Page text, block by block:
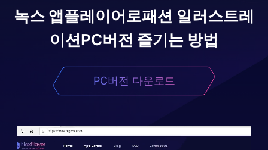
녹스 앱플레이어로패션 일러스트레
이션PC버전 즐기는 방법
PC버전 다운로드